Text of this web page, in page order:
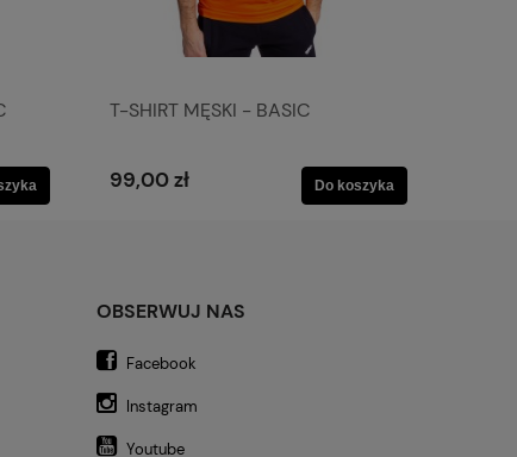
T-SHIRT MĘSKI - BASIC
99,00 zł Do koszyka
OBSERWUJ NAS
Facebook
Instagram
Youtube